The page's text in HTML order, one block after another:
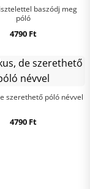
baszódj meg
póló
4790 Ft
szerethető póló névvel
4790 Ft